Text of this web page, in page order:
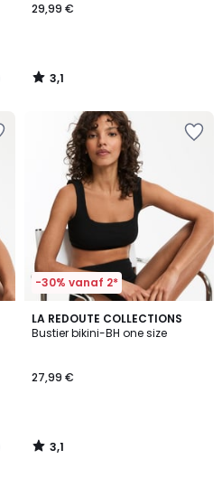
29,99 €
3,1
/
-30% vanaf 2*
LA REDOUTE COLLECTIONS
Bustier bikini-BH one size
27,99 €
3,1
/
3,1
/